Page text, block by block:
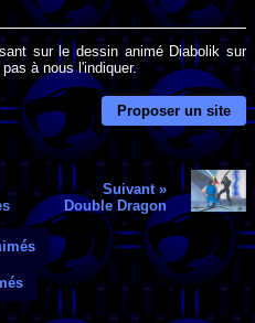
sur le dessin animé Diabolik sur
à nous l'indiquer.
Proposer un site
Suivant »
Double Dragon